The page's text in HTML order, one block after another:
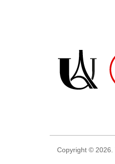
Copyright © 2026.